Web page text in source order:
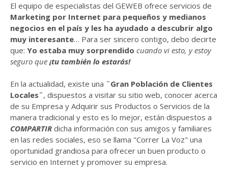
El equipo de especialistas del GEWEB ofrece servicios de
Marketing por Internet para pequeños y medianos
negocios en el país y les ha ayudado a descubrir algo
muy interesante… Para ser sincero contigo, debo decirte
que: Yo estaba muy sorprendido cuando vi esto, y estoy
seguro que ¡tu también lo estarás!
En la actualidad, existe una ¨Gran Población de Clientes
Locales¨, dispuestos a visitar su sitio web, conocer acerca
de su Empresa y Adquirir sus Productos o Servicios de la
manera tradicional y esto es lo mejor, están dispuestos a
COMPARTIR dicha información con sus amigos y familiares
en las redes sociales, eso se llama "Correr La Voz" una
oportunidad grandiosa para ofrecer un buen producto o
servicio en Internet y promover su empresa.